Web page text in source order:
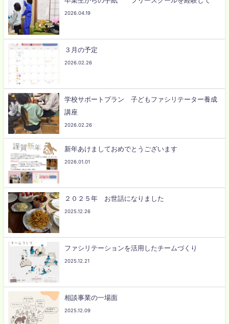
2026.04.19
３月の予定
2026.02.26
学校サポートプラン 子どもファシリテーター養成
講座
2026.02.26
新年あけましておめでとうございます
2026.01.01
２０２５年 お世話になりました
2025.12.26
ファシリテーションを活用したチームづくり
2025.12.21
相談事業の一場面
2025.12.09